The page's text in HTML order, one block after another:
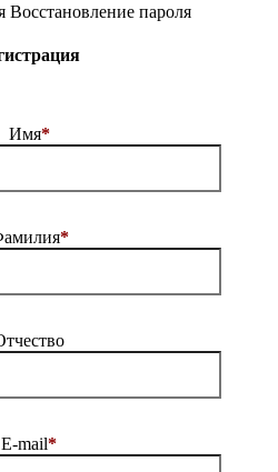
Восстановление пароля
Имя*
*
E-mail*